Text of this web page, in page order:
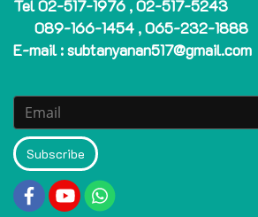
Tel 02-517-1976 , 02-517-5243
089-166-1454 , 065-232-1888
E-mail : subtanyanan517@gmail.com
Subscribe